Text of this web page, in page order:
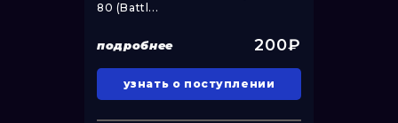
80 (Battl...
подробнее 200₽
узнать о поступлении